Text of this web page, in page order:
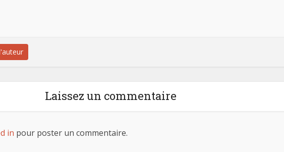
Laissez un commentaire
in pour poster un commentaire.